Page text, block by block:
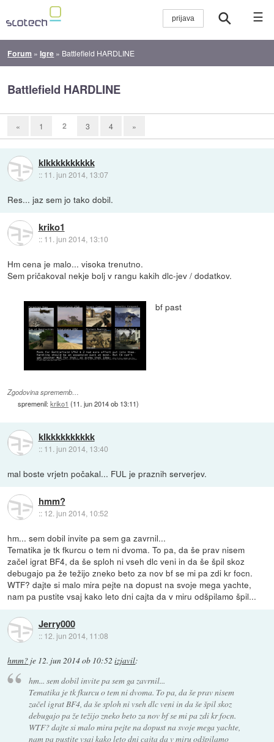
☰
Forum »Igre » Battlefield HARDLINE
Battlefield HARDLINE
« 1 2 3 4 »
klkkkkkkkkkk
:: 11. jun 2014, 13:07
Res... jaz sem jo tako dobil.
kriko1
:: 11. jun 2014, 13:10
Hm cena je malo... visoka trenutno.
Sem pričakoval nekje bolj v rangu kakih dlc-jev / dodatkov.
bf past
Zgodovina sprememb…
spremenil:kriko1 (11. jun 2014 ob 13:11)
klkkkkkkkkkk
:: 11. jun 2014, 13:40
mal boste vrjetn počakal... FUL je praznih serverjev.
hmm?
:: 12. jun 2014, 10:52
hm... sem dobil invite pa sem ga zavrnil...
Tematika je tk fkurcu o tem ni dvoma. To pa, da še prav nisem
začel igrat BF4, da še sploh ni vseh dlc veni in da še špil skoz
debugajo pa že težijo zneko beto za nov bf se mi pa zdi kr focn.
WTF? dajte si malo mira pejte na dopust na svoje mega yachte,
nam pa pustite vsaj kako leto dni cajta da v miru odšpilamo špil...
Jerry000
:: 12. jun 2014, 11:08
hmm? je 12. jun 2014 ob 10:52 izjavil:
hm... sem dobil invite pa sem ga zavrnil...
Tematika je tk fkurcu o tem ni dvoma. To pa, da še prav nisem
začel igrat BF4, da še sploh ni vseh dlc veni in da še špil skoz
debugajo pa že težijo zneko beto za nov bf se mi pa zdi kr focn.
WTF? dajte si malo mira pejte na dopust na svoje mega yachte,
nam pa pustite vsaj kako leto dni cajta da v miru odšpilamo